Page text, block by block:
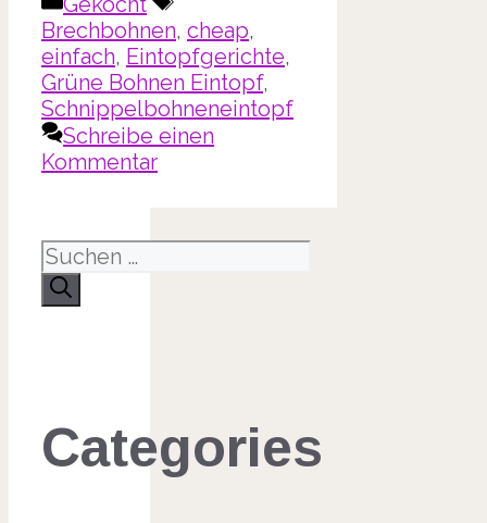
Brechbohnen, cheap,
einfach, Eintopfgerichte,
Grüne Bohnen Eintopf,
Schnippelbohneneintopf
Schreibe einen
Kommentar
Suche
nach:
Categories